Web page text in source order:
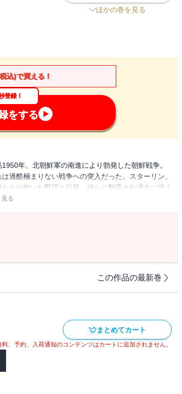
ほかの巻を見る
込)で買える！
登録！
をする
年、北朝鮮軍の南進により勃発した朝鮮戦争。
過酷極まりない戦争への突入だった。スターリン、
ちが抱いた野望と誤算、彼らに翻弄され凍土に消え
貌に迫る。【目次】第１部 雲山の警告第２部 暗い
かえる?仁川上陸第７部 三十八度線の北へ
見る
この作品の最新巻
まとめてカート
、予約、入荷通知のコンテンツはカートに追加されません。